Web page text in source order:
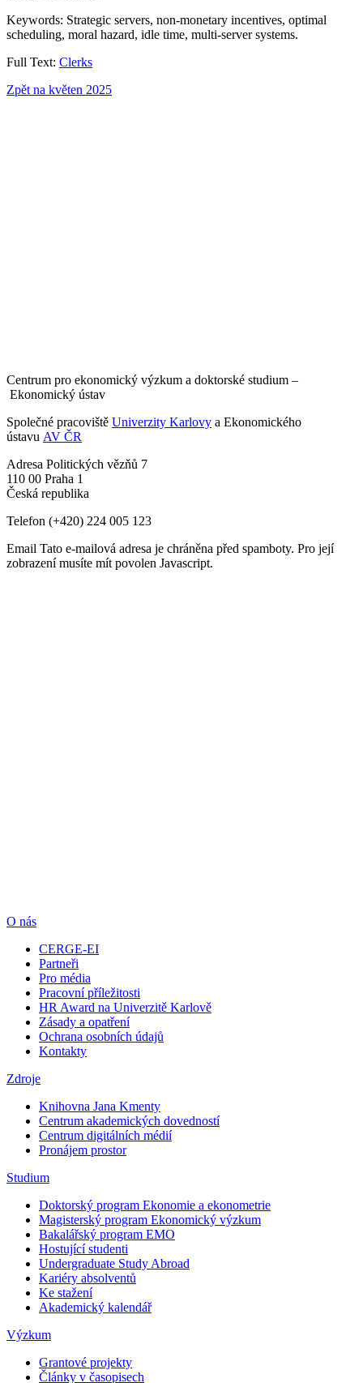
Keywords: Strategic servers, non-monetary incentives, optimal
scheduling, moral hazard, idle time, multi-server systems.
Full Text: Clerks
Zpět na květen 2025
Centrum pro ekonomický výzkum a doktorské studium –
Ekonomický ústav
Společné pracoviště Univerzity Karlovy a Ekonomického
ústavu AV ČR
Adresa Politických vězňů 7
110 00 Praha 1
Česká republika
Telefon (+420) 224 005 123
Email Tato e-mailová adresa je chráněna před spamboty. Pro její
zobrazení musíte mít povolen Javascript.
O nás
CERGE-EI
Partneři
Pro média
Pracovní příležitosti
HR Award na Univerzitě Karlově
Zásady a opatření
Ochrana osobních údajů
Kontakty
Zdroje
Knihovna Jana Kmenty
Centrum akademických dovedností
Centrum digitálních médií
Pronájem prostor
Studium
Doktorský program Ekonomie a ekonometrie
Magisterský program Ekonomický výzkum
Bakalářský program EMO
Hostující studenti
Undergraduate Study Abroad
Kariéry absolventů
Ke stažení
Akademický kalendář
Výzkum
Grantové projekty
Články v časopisech